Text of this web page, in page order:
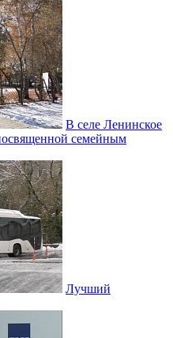
В селе Ленинское
семейным
Лучший